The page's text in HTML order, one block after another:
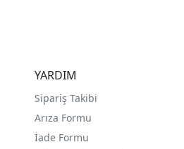
YARDIM
Sipariş Takibi
Arıza Formu
İade Formu